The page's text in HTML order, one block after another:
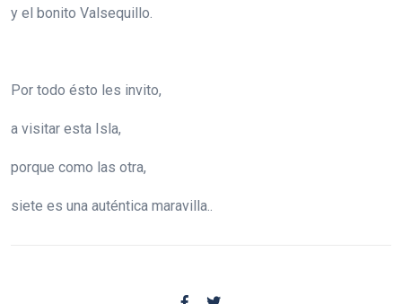
y el bonito Valsequillo.
Por todo ésto les invito,
a visitar esta Isla,
porque como las otra,
siete es una auténtica maravilla..